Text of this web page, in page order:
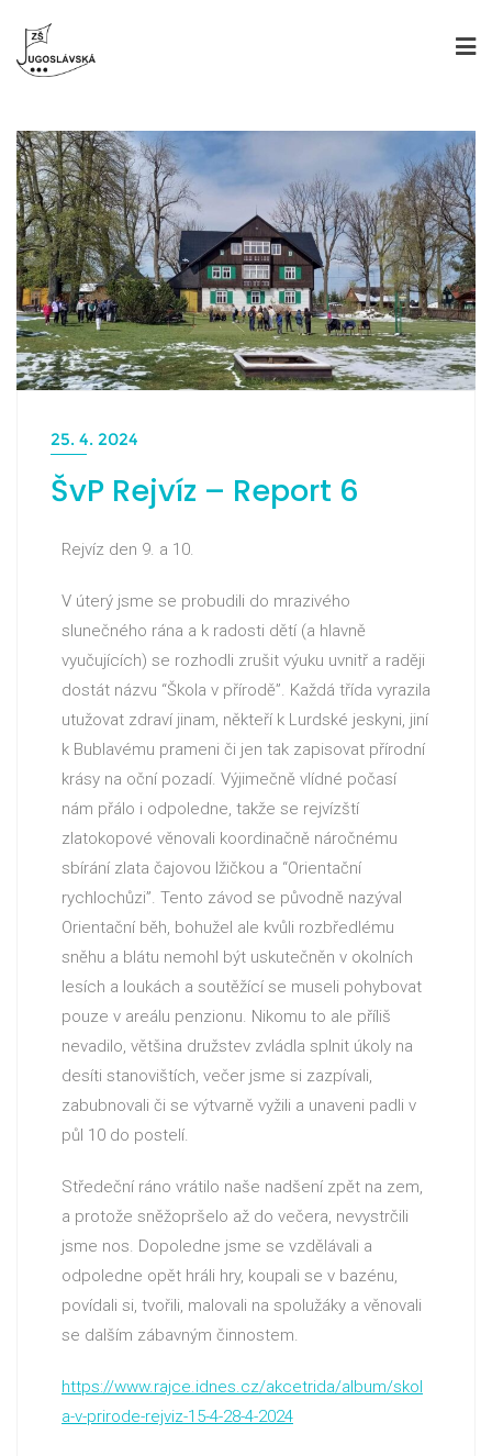
25. 4. 2024
ŠvP Rejvíz – Report 6
Rejvíz den 9. a 10.
V úterý jsme se probudili do mrazivého
slunečného rána a k radosti dětí (a hlavně
vyučujících) se rozhodli zrušit výuku uvnitř a raději
dostát názvu “Škola v přírodě”. Každá třída vyrazila
utužovat zdraví jinam, někteří k Lurdské jeskyni, jiní
k Bublavému prameni či jen tak zapisovat přírodní
krásy na oční pozadí. Výjimečně vlídné počasí
nám přálo i odpoledne, takže se rejvízští
zlatokopové věnovali koordinačně náročnému
sbírání zlata čajovou lžičkou a “Orientační
rychlochůzi”. Tento závod se původně nazýval
Orientační běh, bohužel ale kvůli rozbředlému
sněhu a blátu nemohl být uskutečněn v okolních
lesích a loukách a soutěžící se museli pohybovat
pouze v areálu penzionu. Nikomu to ale příliš
nevadilo, většina družstev zvládla splnit úkoly na
desíti stanovištích, večer jsme si zazpívali,
zabubnovali či se výtvarně vyžili a unaveni padli v
půl 10 do postelí.
Středeční ráno vrátilo naše nadšení zpět na zem,
a protože sněžopršelo až do večera, nevystrčili
jsme nos. Dopoledne jsme se vzdělávali a
odpoledne opět hráli hry, koupali se v bazénu,
povídali si, tvořili, malovali na spolužáky a věnovali
se dalším zábavným činnostem.
https://www.rajce.idnes.cz/akcetrida/album/skol
a-v-prirode-rejviz-15-4-28-4-2024